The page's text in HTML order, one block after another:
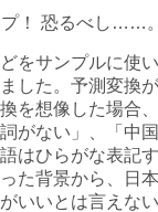
プ！ 恐るべし……
をサンプルに使
した。予測変換
を想像した場合
がない」、「中
はひらがな表記
た背景から、日
いいとは言え